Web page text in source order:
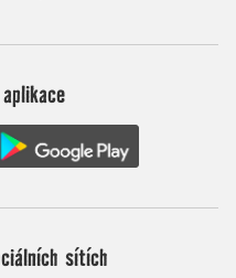
aplikace
sítích